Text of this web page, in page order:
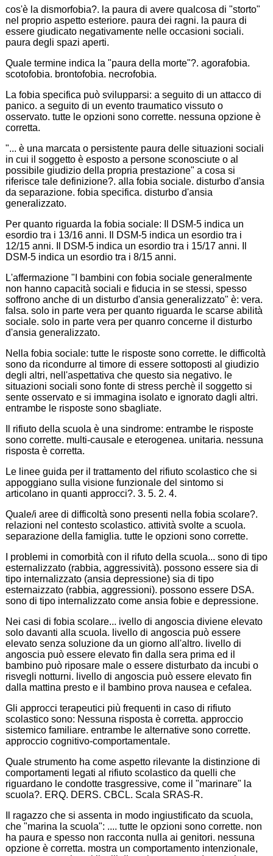
cos'è la dismorfobia?. la paura di avere qualcosa di "storto"
nel proprio aspetto esteriore. paura dei ragni. la paura di
essere giudicato negativamente nelle occasioni sociali.
paura degli spazi aperti.
Quale termine indica la "paura della morte"?. agorafobia.
scotofobia. brontofobia. necrofobia.
La fobia specifica può svilupparsi: a seguito di un attacco di
panico. a seguito di un evento traumatico vissuto o
osservato. tutte le opzioni sono corrette. nessuna opzione è
corretta.
"... è una marcata o persistente paura delle situazioni sociali
in cui il soggetto è esposto a persone sconosciute o al
possibile giudizio della propria prestazione" a cosa si
riferisce tale definizione?. alla fobia sociale. disturbo d'ansia
da separazione. fobia specifica. disturbo d'ansia
generalizzato.
Per quanto riguarda la fobia sociale: Il DSM-5 indica un
esordio tra i 13/16 anni. Il DSM-5 indica un esordio tra i
12/15 anni. Il DSM-5 indica un esordio tra i 15/17 anni. Il
DSM-5 indica un esordio tra i 8/15 anni.
L'affermazione "I bambini con fobia sociale generalmente
non hanno capacità sociali e fiducia in se stessi, spesso
soffrono anche di un disturbo d'ansia generalizzato" è: vera.
falsa. solo in parte vera per quanto riguarda le scarse abilità
sociale. solo in parte vera per quanro concerne il disturbo
d'ansia generalizzato.
Nella fobia sociale: tutte le risposte sono corrette. le difficoltà
sono da ricondurre al timore di essere sottoposti al giudizio
degli altri, nell'aspettativa che questo sia negativo. le
situazioni sociali sono fonte di stress perchè il soggetto si
sente osservato e si immagina isolato e ignorato dagli altri.
entrambe le risposte sono sbagliate.
Il rifiuto della scuola è una sindrome: entrambe le risposte
sono corrette. multi-causale e eterogenea. unitaria. nessuna
risposta è corretta.
Le linee guida per il trattamento del rifiuto scolastico che si
appoggiano sulla visione funzionale del sintomo si
articolano in quanti approcci?. 3. 5. 2. 4.
Quale/i aree di difficoltà sono presenti nella fobia scolare?.
relazioni nel contesto scolastico. attività svolte a scuola.
separazione della famiglia. tutte le opzioni sono corrette.
I problemi in comorbità con il rifuto della scuola... sono di tipo
esternalizzato (rabbia, aggressività). possono essere sia di
tipo internalizzato (ansia depressione) sia di tipo
esternaizzato (rabbia, aggressioni). possono essere DSA.
sono di tipo internalizzato come ansia fobie e depressione.
Nei casi di fobia scolare... ivello di angoscia diviene elevato
solo davanti alla scuola. livello di angoscia può essere
elevato senza soluzione da un giorno all'altro. livello di
angoscia può essere elevato fin dalla sera prima ed il
bambino può riposare male o essere disturbato da incubi o
risvegli notturni. livello di angoscia può essere elevato fin
dalla mattina presto e il bambino prova nausea e cefalea.
Gli approcci terapeutici più frequenti in caso di rifiuto
scolastico sono: Nessuna risposta è corretta. approccio
sistemico familiare. entrambe le alternative sono corrette.
approccio cognitivo-comportamentale.
Quale strumento ha come aspetto rilevante la distinzione di
comportamenti legati al rifiuto scolastico da quelli che
riguardano le condotte trasgressive, come il "marinare" la
scuola?. ERQ. DERS. CBCL. Scala SRAS-R.
Il ragazzo che si assenta in modo ingiustificato da scuola,
che "marina la scuola": .... tutte le opzioni sono corrette. non
ha paura e spesso non racconta nulla ai genitori. nessuna
opzione è corretta. mostra un comportamento intenzionale,